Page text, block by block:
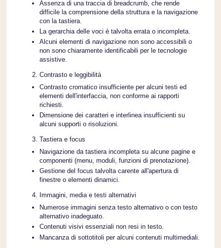
Assenza di una traccia di breadcrumb, che rende
difficile la comprensione della struttura e la navigazione
con la tastiera.
La gerarchia delle voci è talvolta errata o incompleta.
Alcuni elementi di navigazione non sono accessibili o
non sono chiaramente identificabili per le tecnologie
assistive.
Contrasto e leggibilità
Contrasto cromatico insufficiente per alcuni testi ed
elementi dell'interfaccia, non conforme ai rapporti
richiesti.
Dimensione dei caratteri e interlinea insufficienti su
alcuni supporti o risoluzioni.
Tastiera e focus
Navigazione da tastiera incompleta su alcune pagine e
componenti (menu, moduli, funzioni di prenotazione).
Gestione del focus talvolta carente all'apertura di
finestre o elementi dinamici.
Immagini, media e testi alternativi
Numerose immagini senza testo alternativo o con testo
alternativo inadeguato.
Contenuti visivi essenziali non resi in testo.
Mancanza di sottotitoli per alcuni contenuti multimediali.